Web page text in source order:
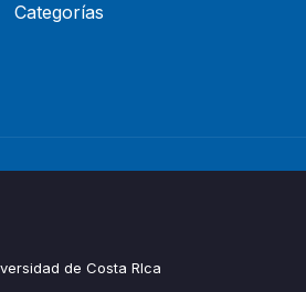
Categorías
de Costa RIca